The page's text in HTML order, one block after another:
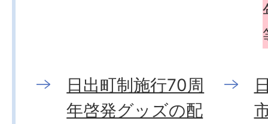
日出町制施行70周
年啓発グッズの配